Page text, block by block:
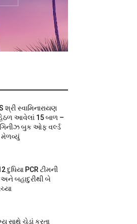
શ્રી સ્વામિનારાયણ
આવેલાં 15 બાળ –
બુક ઓફ વર્લ્ડ
મેળવ્યું
દુધિયા PCR ટીમની
બહાદુરીથી બે
સાથે ચેડાં કરતા